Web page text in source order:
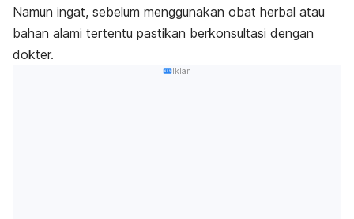
Namun ingat, sebelum menggunakan obat herbal atau
bahan alami tertentu pastikan berkonsultasi dengan
dokter.
Iklan